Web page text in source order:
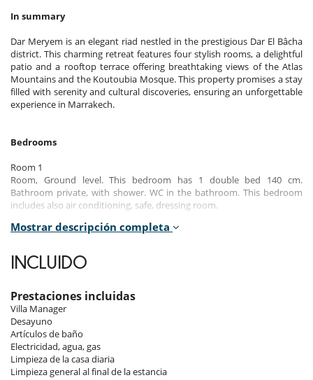
In summary
Dar Meryem is an elegant riad nestled in the prestigious Dar El Bâcha
district. This charming retreat features four stylish rooms, a delightful
patio and a rooftop terrace offering breathtaking views of the Atlas
Mountains and the Koutoubia Mosque. This property promises a stay
filled with serenity and cultural discoveries, ensuring an unforgettable
experience in Marrakech.
Bedrooms
Room 1
Room, Ground level. This bedroom has 1 double bed 140 cm.
Bathroom private, with shower. WC in the bathroom. This bedroom
includes also air conditioning, safe, dressing room.
Room 2
private, with shower. WC in the bathroom. This bedroom includes also
air conditioning, safe, dressing room.
Room 3
Room, 1st floor. This bedroom has 1 double bed 160 cm. Bathroom
private, with shower. WC in the bathroom. This bedroom includes also
air conditioning, safe, dressing room.
Room 4
Room, 1st floor. This bedroom has 2 twin beds 80 cm configurable as a
Mostrar descripción completa
INCLUIDO
Prestaciones incluidas
Villa Manager
Desayuno
Artículos de baño
Electricidad, agua, gas
Limpieza de la casa diaria
Limpieza general al final de la estancia